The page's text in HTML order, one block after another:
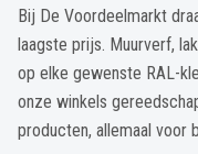
Bij De Voordeelmarkt
laagste prijs. Muurverf,
op elke gewenste RAL-
onze winkels
producten, allemaal voor